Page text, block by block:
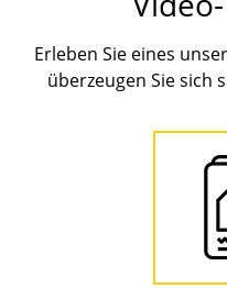
Erleben Sie eines
überzeugen Sie sich